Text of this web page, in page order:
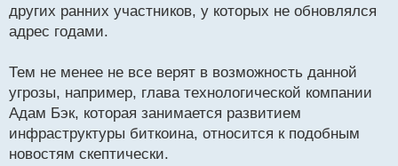
других ранних участников, у которых не обновлялся
адрес годами.
Тем не менее не все верят в возможность данной
угрозы, например, глава технологической компании
Адам Бэк, которая занимается развитием
инфраструктуры биткоина, относится к подобным
новостям скептически.